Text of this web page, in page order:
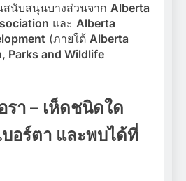
นับสนุนบางส่วนจาก Alberta
และ Alberta
(ภายใต้ Alberta
Parks and Wildlife
รา – เห็ดชนิดใด
บอร์ตา และพบได้ที่